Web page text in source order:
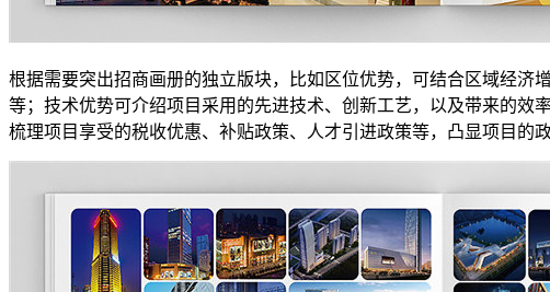
根据需要突出招商画册的独立版块，比如区位优势，可结合区域经
等；技术优势可介绍项目采用的先进技术、创新工艺，以及带来的
梳理项目享受的税收优惠、补贴政策、人才引进政策等，凸显项目的政